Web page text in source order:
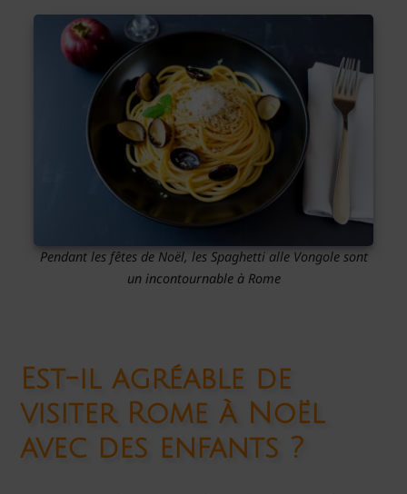
Pendant les fêtes de Noël, les Spaghetti alle Vongole sont
un incontournable à Rome
Est-il agréable de
visiter Rome à Noël
avec des enfants ?